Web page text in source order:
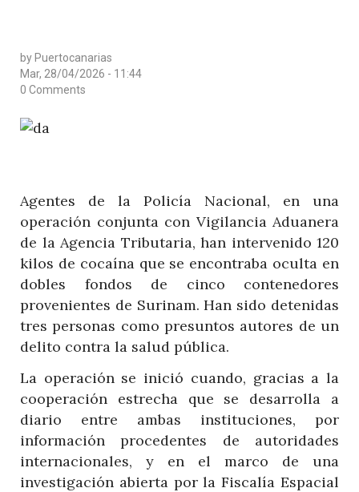
by Puertocanarias
Mar, 28/04/2026 - 11:44
0 Comments
Agentes de la Policía Nacional, en una
operación conjunta con Vigilancia Aduanera
de la Agencia Tributaria, han intervenido 120
kilos de cocaína que se encontraba oculta en
dobles fondos de cinco contenedores
provenientes de Surinam. Han sido detenidas
tres personas como presuntos autores de un
delito contra la salud pública.
La operación se inició cuando, gracias a la
cooperación estrecha que se desarrolla a
diario entre ambas instituciones, por
información procedentes de autoridades
internacionales, y en el marco de una
investigación abierta por la Fiscalía Espacial